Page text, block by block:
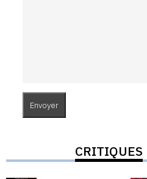
CRITIQUES